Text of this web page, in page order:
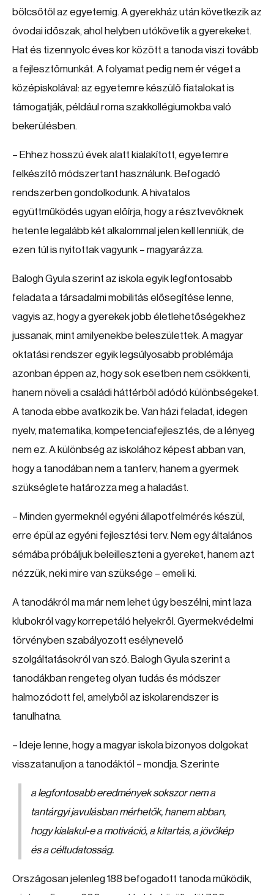
bölcsőtől az egyetemig. A gyerekház után következik az
óvodai időszak, ahol helyben utókövetik a gyerekeket.
Hat és tizennyolc éves kor között a tanoda viszi tovább
a fejlesztőmunkát. A folyamat pedig nem ér véget a
középiskolával: az egyetemre készülő fiatalokat is
támogatják, például roma szakkollégiumokba való
bekerülésben.
– Ehhez hosszú évek alatt kialakított, egyetemre
felkészítő módszertant használunk. Befogadó
rendszerben gondolkodunk. A hivatalos
együttműködés ugyan előírja, hogy a résztvevőknek
hetente legalább két alkalommal jelen kell lenniük, de
ezen túl is nyitottak vagyunk – magyarázza.
Balogh Gyula szerint az iskola egyik legfontosabb
feladata a társadalmi mobilitás elősegítése lenne,
vagyis az, hogy a gyerekek jobb életlehetőségekhez
jussanak, mint amilyenekbe beleszülettek. A magyar
oktatási rendszer egyik legsúlyosabb problémája
azonban éppen az, hogy sok esetben nem csökkenti,
hanem növeli a családi háttérből adódó különbségeket.
A tanoda ebbe avatkozik be. Van házi feladat, idegen
nyelv, matematika, kompetenciafejlesztés, de a lényeg
nem ez. A különbség az iskolához képest abban van,
hogy a tanodában nem a tanterv, hanem a gyermek
szükséglete határozza meg a haladást.
– Minden gyermeknél egyéni állapotfelmérés készül,
erre épül az egyéni fejlesztési terv. Nem egy általános
sémába próbáljuk beleilleszteni a gyereket, hanem azt
nézzük, neki mire van szüksége – emeli ki.
A tanodákról ma már nem lehet úgy beszélni, mint laza
klubokról vagy korrepetáló helyekről. Gyermekvédelmi
törvényben szabályozott esélynevelő
szolgáltatásokról van szó. Balogh Gyula szerint a
tanodákban rengeteg olyan tudás és módszer
halmozódott fel, amelyből az iskolarendszer is
tanulhatna.
– Ideje lenne, hogy a magyar iskola bizonyos dolgokat
visszatanuljon a tanodáktól – mondja. Szerinte
a legfontosabb eredmények sokszor nem a
tantárgyi javulásban mérhetők, hanem abban,
hogy kialakul-e a motiváció, a kitartás, a jövőkép
és a céltudatosság.
Országosan jelenleg 188 befogadott tanoda működik,